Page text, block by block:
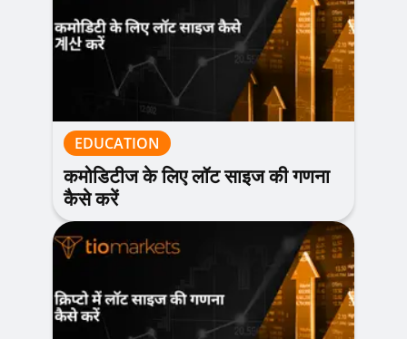
EDUCATION
कमोडिटीज के लिए लॉट साइज की गणना
कैसे करें